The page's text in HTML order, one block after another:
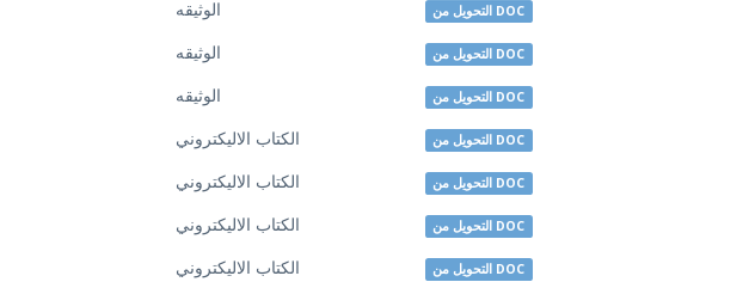
الوثيقه التحويل من DOC
الوثيقه التحويل من DOC
الوثيقه التحويل من DOC
الكتاب الاليكتروني التحويل من DOC
الكتاب الاليكتروني التحويل من DOC
الكتاب الاليكتروني التحويل من DOC
الكتاب الاليكتروني التحويل من DOC